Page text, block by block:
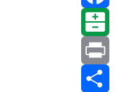
Facebook
Balatarin
Print